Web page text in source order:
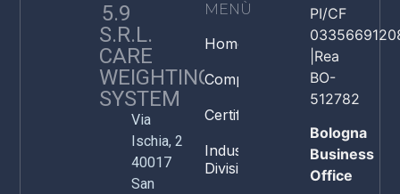
5.9
S.R.L.
CARE
WEIGHTING
SYSTEM
Via
Ischia, 2
40017
San
MENÙ
Home
Company
Certifications
Industry
Division
PI/CF
|Rea
BO-
512782
Bologna
Business
Office